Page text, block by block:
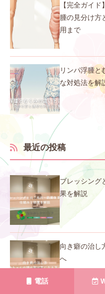
電話
【完全ガイ
腫の見分け方
用まで
リンパ浮腫と
な対処法を解
最近の投稿
ブレッシング
果を解説
向き癖の治し
へ